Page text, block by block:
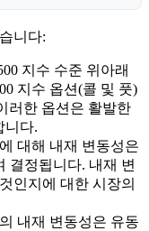
니다:
지수 수준 위아래
지수 옵션(콜 및 풋)
러한 옵션은 활발한
니다.
대해 내재 변동성은
결정됩니다. 내재 변
인지에 대한 시장의
내재 변동성은 유동